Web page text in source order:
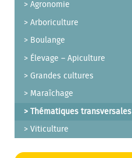
Agronomie
Arboriculture
Boulange
Élevage – Apiculture
Grandes cultures
Maraîchage
Thématiques transversales
Viticulture